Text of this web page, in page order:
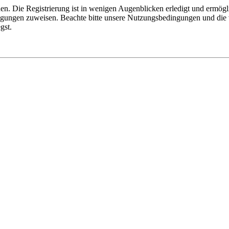
Die Registrierung ist in wenigen Augenblicken erledigt und
zuweisen. Beachte bitte unsere Nutzungsbedingungen und